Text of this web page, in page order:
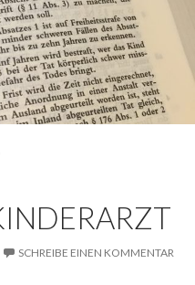
SCHREIBE EINEN KOMMENTAR